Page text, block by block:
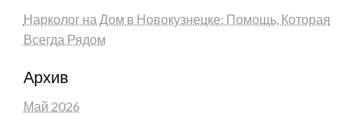
Нарколог на Дом в Новокузнецке: Помощь, Которая
Всегда Рядом
Архив
Май 2026